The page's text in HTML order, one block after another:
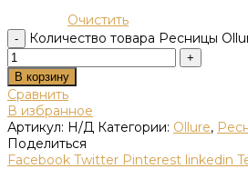
Очистить
Количество товара Ресницы
В корзину
Сравнить
В избранное
Артикул: Н/Д Категории: Ollure,
Поделиться
Facebook Twitter Pinterest linkedin